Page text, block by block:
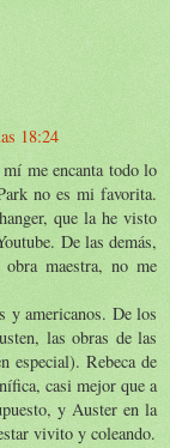
18:24
me encanta todo lo
no es mi favorita.
que la he visto
De las demás,
maestra, no me
y americanos. De los
las obras de las
especial). Rebeca de
casi mejor que a
y Auster en la
vivito y coleando.